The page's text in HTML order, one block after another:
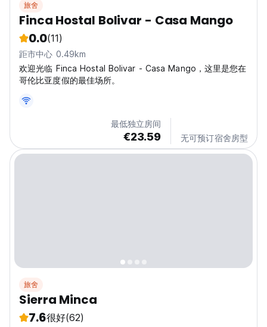
旅舍
Finca Hostal Bolivar - Casa Mango
0.0(11)
距市中心 0.49km
欢迎光临 Finca Hostal Bolivar - Casa Mango，这里是您在
哥伦比亚度假的最佳场所。
最低独立房间
€23.59 无可预订宿舍房型
旅舍
Sierra Minca
7.6很好(62)